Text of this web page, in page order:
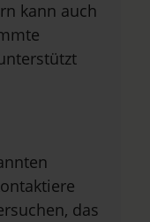
kann auch
das